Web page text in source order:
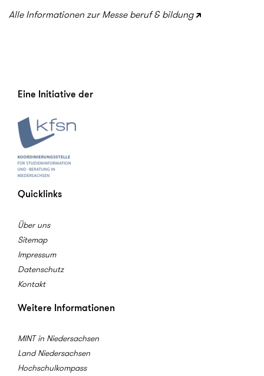
Alle Informationen zur Messe beruf & bildung
Eine Initiative der
Quicklinks
Über uns
Sitemap
Impressum
Datenschutz
Kontakt
Weitere Informationen
MINT in Niedersachsen
Land Niedersachsen
Hochschulkompass